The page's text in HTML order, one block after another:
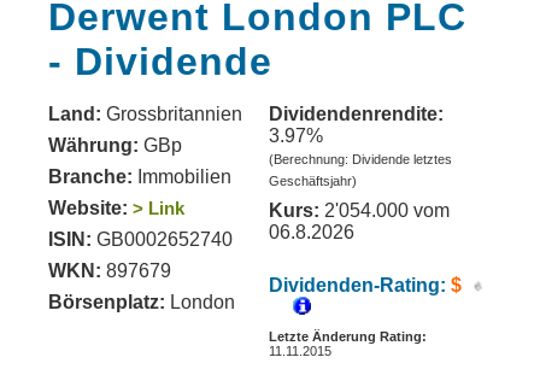
Derwent London PLC
- Dividende
Land: Grossbritannien
Währung: GBp
Branche: Immobilien
Website: > Link
ISIN: GB0002652740
WKN: 897679
Börsenplatz: London
Dividendenrendite:
3.97%
(Berechnung: Dividende letztes
Geschäftsjahr)
Kurs: 2'054.000 vom
06.8.2026
Dividenden-Rating: $
Letzte Änderung Rating:
11.11.2015